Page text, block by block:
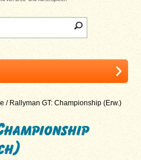
/ Rallyman GT: Championship (Erw.)